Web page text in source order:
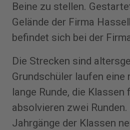
Beine zu stellen.
Gelände der Firma
befindet sich bei der
Die Strecken sind
Grundschüler laufen eine
lange Runde, die
absolvieren zwei
Jahrgänge der Klassen